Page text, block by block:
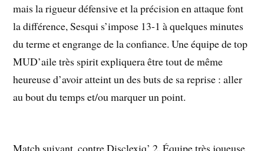
mais la rigueur défensive et la précision en attaque font
la différence, Sesqui s’impose 13-1 à quelques minutes
du terme et engrange de la confiance. Une équipe de top
MUD’aile très spirit expliquera être tout de même
heureuse d’avoir atteint un des buts de sa reprise : aller
au bout du temps et/ou marquer un point.
Match suivant, contre Disclexiq’ 2. Équipe très joueuse